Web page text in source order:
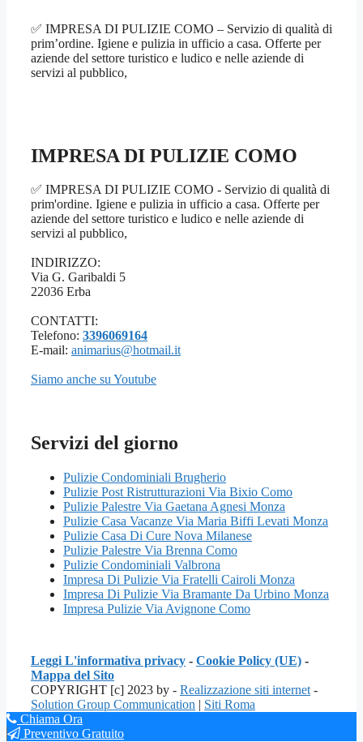
✅ IMPRESA DI PULIZIE COMO – Servizio di qualità di
prim’ordine. Igiene e pulizia in ufficio a casa. Offerte per
aziende del settore turistico e ludico e nelle aziende di
servizi al pubblico,
IMPRESA DI PULIZIE COMO
✅ IMPRESA DI PULIZIE COMO - Servizio di qualità di
prim'ordine. Igiene e pulizia in ufficio a casa. Offerte per
aziende del settore turistico e ludico e nelle aziende di
servizi al pubblico,
INDIRIZZO:
Via G. Garibaldi 5
22036 Erba
CONTATTI:
Telefono: 3396069164
E-mail: animarius@hotmail.it
Siamo anche su Youtube
Servizi del giorno
Pulizie Condominiali Brugherio
Pulizie Post Ristrutturazioni Via Bixio Como
Pulizie Palestre Via Gaetana Agnesi Monza
Pulizie Casa Vacanze Via Maria Biffi Levati Monza
Pulizie Casa Di Cure Nova Milanese
Pulizie Palestre Via Brenna Como
Pulizie Condominiali Valbrona
Impresa Di Pulizie Via Fratelli Cairoli Monza
Impresa Di Pulizie Via Bramante Da Urbino Monza
Impresa Pulizie Via Avignone Como
Leggi L'informativa privacy - Cookie Policy (UE) -
Mappa del Sito
COPYRIGHT [c] 2023 by - Realizzazione siti internet -
Solution Group Communication | Siti Roma
Chiama Ora
Preventivo Gratuito